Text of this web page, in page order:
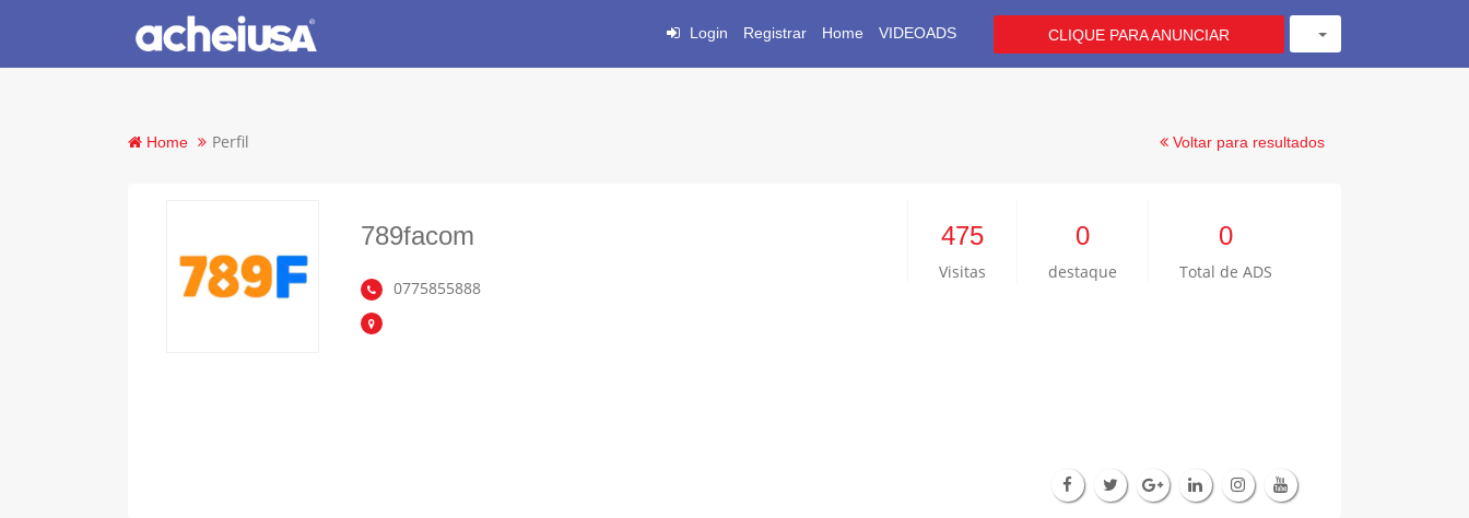
Login Registrar Home VIDEOADS CLIQUE PARA ANUNCIAR
Home Perfil Voltar para resultados
789facom
0775855888
475
Visitas
0
destaque
0
Total de ADS